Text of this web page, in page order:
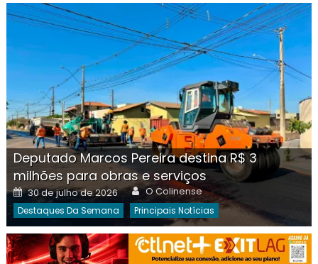
Deputado Marcos Pereira destina R$ 3
milhões para obras e serviços
Posted
on
30 de julho de 2026 Author
O Colinense
Destaques Da Semana Principais Notícias